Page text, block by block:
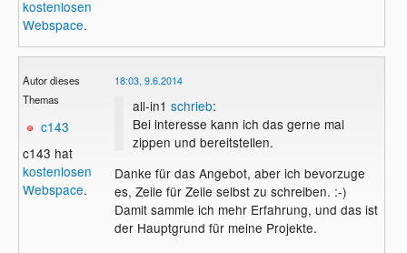
kostenlosen
Webspace.
Autor dieses
Themas
c143
c143 hat
kostenlosen
Webspace.
18:03, 9.6.2014
all-in1 schrieb:
Bei interesse kann ich das gerne mal
zippen und bereitstellen.
Danke für das Angebot, aber ich bevorzuge
es, Zeile für Zeile selbst zu schreiben. :-)
Damit sammle ich mehr Erfahrung, und das ist
der Hauptgrund für meine Projekte.